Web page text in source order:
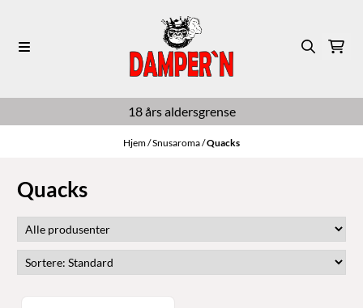
18 års aldersgrense
Hjem/Snusaroma/Quacks
Quacks